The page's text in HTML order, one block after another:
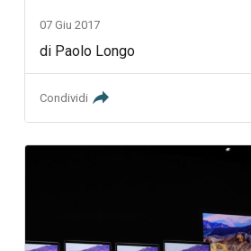
07 Giu 2017
di Paolo Longo
Condividi